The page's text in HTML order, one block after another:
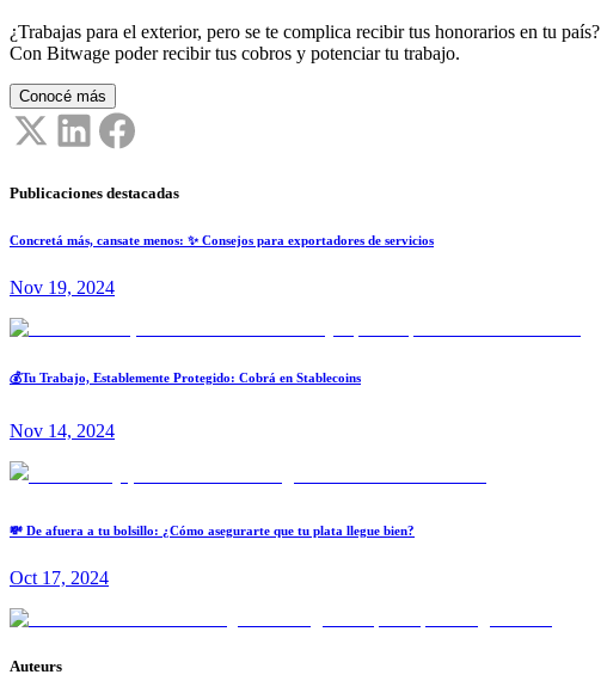
¿Trabajas para el exterior, pero se te complica recibir tus honorarios en tu país?
Con Bitwage poder recibir tus cobros y potenciar tu trabajo.
Conocé más
Publicaciones destacadas
Concretá más, cansate menos: ✨ Consejos para exportadores de servicios
Nov 19, 2024
💰Tu Trabajo, Establemente Protegido: Cobrá en Stablecoins
Nov 14, 2024
💸 De afuera a tu bolsillo: ¿Cómo asegurarte que tu plata llegue bien?
Oct 17, 2024
Auteurs